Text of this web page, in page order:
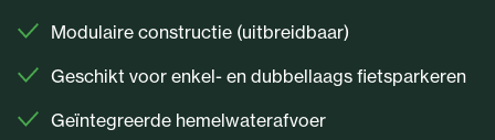
Modulaire constructie (uitbreidbaar)
Geschikt voor enkel- en dubbellaags fietsparkeren
Geïntegreerde hemelwaterafvoer